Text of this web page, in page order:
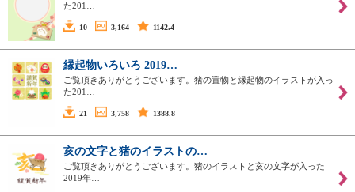
た201…
10 3,164 1142.4
縁起物いろいろ 2019…
ご覧頂きありがとうございます。猪の置物と縁起物のイラストが入っ
た201…
21 3,758 1388.8
亥の文字と猪のイラストの…
ご覧頂きありがとうございます。猪のイラストと亥の文字が入った
2019年…